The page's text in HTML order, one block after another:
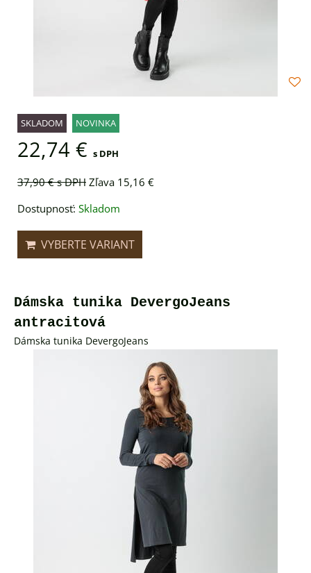
SKLADOM NOVINKA
22,74 € s DPH
37,90 €s DPHZľava 15,16 €
Dostupnosť: Skladom
VYBERTE VARIANT
Dámska tunika DevergoJeans
antracitová
Dámska tunika DevergoJeans